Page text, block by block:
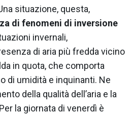
situazione, questa,
di fenomeni di inversione
invernali,
di aria più fredda vicino
in quota, che comporta
di umidità e inquinanti. Ne
della qualità dell’aria e la
la giornata di venerdì è